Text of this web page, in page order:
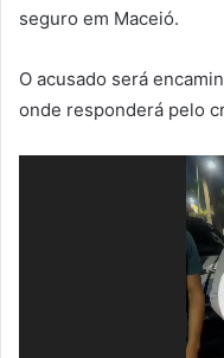
seguro em Maceió.
O acusado será
onde responderá pelo